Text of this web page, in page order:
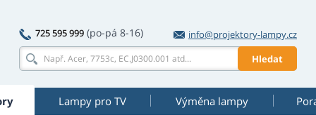
725 595 999 (po-pá 8-16)
info@projektory-lampy.cz
Hledat
Lampy pro TV Výměna lampy